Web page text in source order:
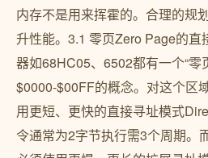
内存不是用来挥霍的。合理的规
升性能。3.1 零页Zero Page的直
器如68HC05、6502都有一个“零
$0000-$00FF的概念。对这个区
用更短、更快的直接寻址模式
令通常为2字节执行需3个周期。